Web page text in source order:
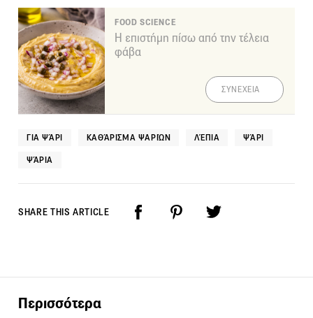
FOOD SCIENCE
Η επιστήμη πίσω από την τέλεια
φάβα
ΣΥΝΕΧΕΙΑ
ΓΙΑ ΨΆΡΙ ΚΑΘΆΡΙΣΜΑ ΨΑΡΙΏΝ ΛΈΠΙΑ ΨΆΡΙ
ΨΆΡΙΑ
SHARE THIS ARTICLE
Περισσότερα